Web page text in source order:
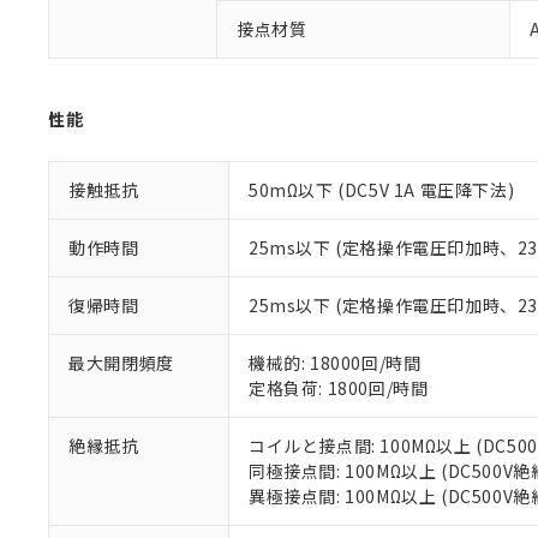
接点材質
性能
接触抵抗 50mΩ以下 (DC5V 1A 電圧降下法)
動作時間 25ms以下 (定格操作電圧印加時、
復帰時間 25ms以下 (定格操作電圧印加時、
最大開閉頻度
機械的: 18000回/時間
定格負荷: 1800回/時間
絶縁抵抗
コイルと接点間: 100MΩ以上
同極接点間: 100MΩ以上 (DC500V絶
異極接点間: 100MΩ以上 (DC500V絶
本サービス
くものです。
正式な納期
当社販売員に
在庫状況お
す。
マイパーツ
ている必要
いる法人を
*EU RoHS指令（10物質
鉛(Pb) 1000ppm以下
六価クロム(Cr(Ⅵ))
※2 対応予定月
部品在庫の切り替
※3 非含有証明
EU RoHS指令（10
51物質の非含有証
※本証明書は発行
「×」：最大均質
「－」：未確認
DEHP(フタル酸ビス(2-
※2 環境保護使
「10」：通常の使
味します。
「－」：未確認で
当社は、こ
う）を輸出
当社は貴社
置等に一切使
当社は、貴
たしません。
記
説明
一定数
－
在庫な
白